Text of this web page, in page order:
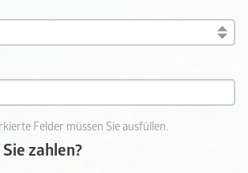
Felder müssen Sie ausfüllen.
zahlen?